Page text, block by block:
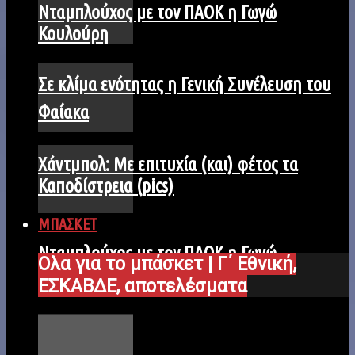
Σε κλίμα ενότητας η Γενική Συνέλευση του
Φαίακα
Νταμπλούχος με τον ΠΑΟΚ η Γωγώ
Κουλούρη
Νταμπλούχος με τον ΠΑΟΚ η Γωγώ
Κουλούρη
Χάντμπολ: Με επιτυχία (και) φέτος τα
Καποδίστρεια (pics)
ΜΠΑΣΚΕΤ
Ολα για το μπάσκετ | Γ΄ Εθνική,
ΕΣΚΑΒΔΕ, αποτελέσματα